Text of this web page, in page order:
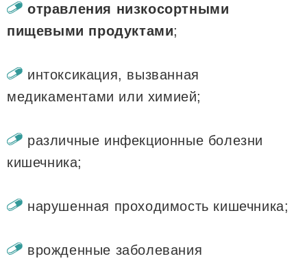
отравления низкосортными
пищевыми продуктами;
интоксикация, вызванная
медикаментами или химией;
различные инфекционные болезни
кишечника;
нарушенная проходимость кишечника;
врожденные заболевания